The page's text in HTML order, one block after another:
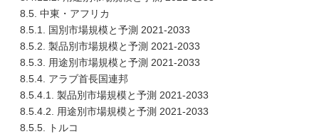
8.5. 中東・アフリカ
8.5.1. 国別市場規模と予測 2021-2033
8.5.2. 製品別市場規模と予測 2021-2033
8.5.3. 用途別市場規模と予測 2021-2033
8.5.4. アラブ首長国連邦
8.5.4.1. 製品別市場規模と予測 2021-2033
8.5.4.2. 用途別市場規模と予測 2021-2033
8.5.5. トルコ